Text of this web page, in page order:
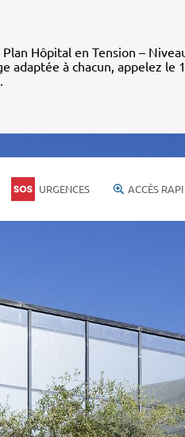
Hôpital en Tension –
adaptée à chacun, appelez le
URGENCES ACCÈS